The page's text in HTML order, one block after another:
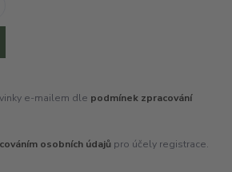
e-mailem dle podmínek zpracování
osobních údajů pro účely registrace.